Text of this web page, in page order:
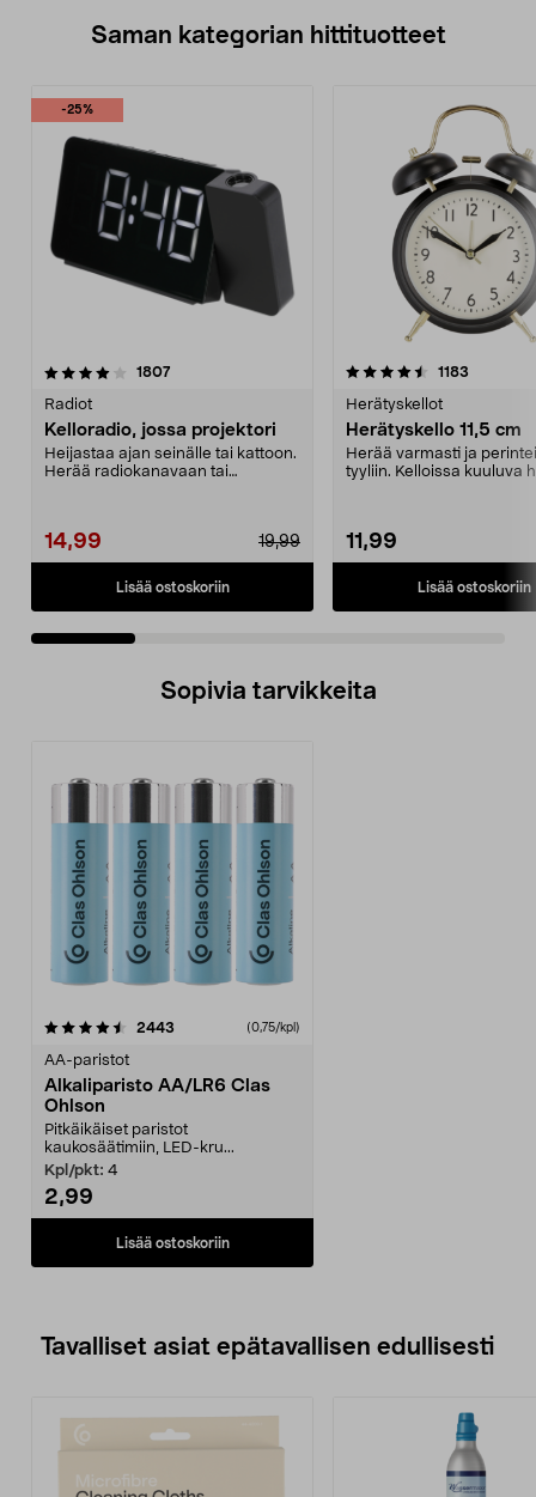
Saman kategorian hittituotteet
-25%
1807arvostelut
Radiot
Kelloradio, jossa projektori
Heijastaa ajan seinälle tai kattoon.
Herää radiokanavaan tai
14,99 19,99
Lisää ostoskoriin
4.5 viidestä
1183
Herätyskellot
Herätyskello 11,5 cm
Herää varmasti ja
tyyliin. Kelloissa kuuluva
11,99
Lisää ostoskoriin
4.0 viidestä
Sopivia tarvikkeita
2443 (0,75/kpl)
AA-paristot
Alkaliparisto AA/LR6 Clas
Ohlson
Pitkäikäiset paristot
kaukosäätimiin, LED-kru...
Kpl/pkt: 4
2,99
Lisää ostoskoriin
Tavalliset asiat epätavallisen edullisesti